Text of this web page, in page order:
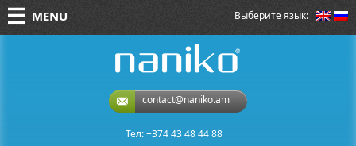
Выберите язык:
MENU
contact@naniko.am
Тел: +374 43 48 44 88